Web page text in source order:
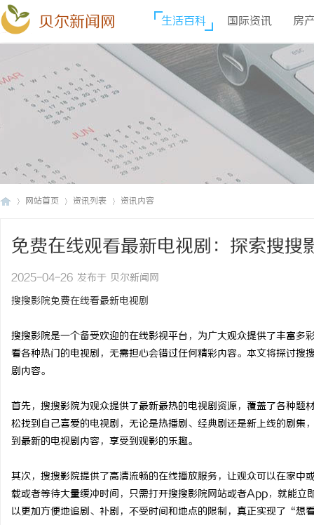
贝尔新闻网 生活百科 国际资讯 房
网站首页 资讯列表 资讯内容
免费在线观看最新电视剧：探索搜搜
2025-04-26 发布于 贝尔新闻网
搜搜影院免费在线看最新电视剧
搜搜影院是一个备受欢迎的在线影视平台，为广大观众提供了丰富
看各种热门的电视剧，无需担心会错过任何精彩内容。本文将探讨
剧内容。
首先，搜搜影院为观众提供了最新最热的电视剧资源，覆盖了各种
松找到自己喜爱的电视剧，无论是热播剧、经典剧还是新上线的剧
到最新的电视剧内容，享受到观影的乐趣。
其次，搜搜影院提供了高清流畅的在线播放服务，让观众可以在家
载或者等待大量缓冲时间，只需打开搜搜影院网站或者App，就能
以更加方便地追剧、补剧，不受时间和地点的限制，真正实现了“想